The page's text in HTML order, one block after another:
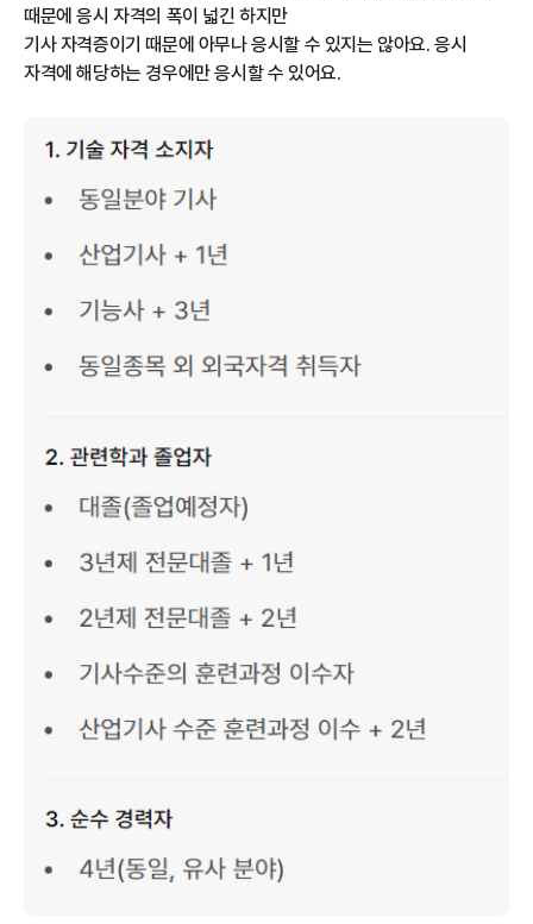
때문에 응시 자격의 폭이 넓긴 하지만
기사 자격증이기 때문에 아무나 응시할 수 있지는 않아요. 응시
자격에 해당하는 경우에만 응시할 수 있어요.